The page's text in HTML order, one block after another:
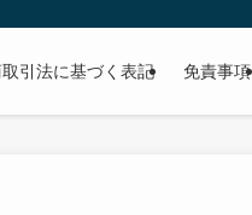
引法に基づく表記 免責事項